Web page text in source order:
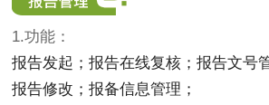
1.功能：
报告发起；报告在线复核；报告文号
报告修改；报备信息管理；